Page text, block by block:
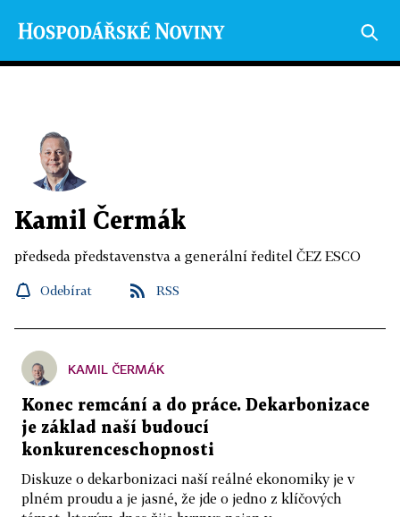
Kamil Čermák
předseda představenstva a generální ředitel ČEZ ESCO
Odebírat RSS
KAMIL ČERMÁK
Konec remcání a do práce. Dekarbonizace
je základ naší budoucí
konkurenceschopnosti
Diskuze o dekarbonizaci naší reálné ekonomiky je v
plném proudu a je jasné, že jde o jedno z klíčových